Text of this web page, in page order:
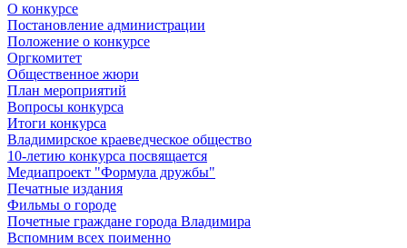
О конкурсе
Постановление администрации
Положение о конкурсе
Оргкомитет
Общественное жюри
План мероприятий
Вопросы конкурса
Итоги конкурса
Владимирское краеведческое общество
10-летию конкурса посвящается
Медиапроект "Формула дружбы"
Печатные издания
Фильмы о городе
Почетные граждане города Владимира
Вспомним всех поименно